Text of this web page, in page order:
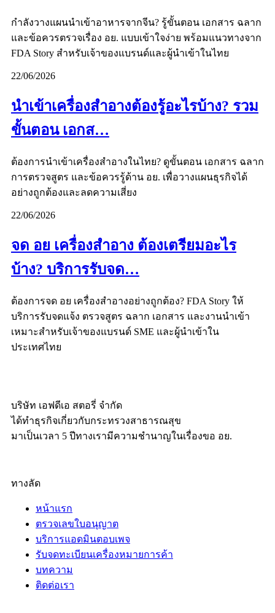
กำลังวางแผนนำเข้าอาหารจากจีน? รู้ขั้นตอน เอกสาร ฉลาก
และข้อควรตรวจเรื่อง อย. แบบเข้าใจง่าย พร้อมแนวทางจาก
FDA Story สำหรับเจ้าของแบรนด์และผู้นำเข้าในไทย
22/06/2026
นำเข้าเครื่องสำอางต้องรู้อะไรบ้าง? รวม
ขั้นตอน เอกส…
ต้องการนำเข้าเครื่องสำอางในไทย? ดูขั้นตอน เอกสาร ฉลาก
การตรวจสูตร และข้อควรรู้ด้าน อย. เพื่อวางแผนธุรกิจได้
อย่างถูกต้องและลดความเสี่ยง
22/06/2026
จด อย เครื่องสำอาง ต้องเตรียมอะไร
บ้าง? บริการรับจด…
ต้องการจด อย เครื่องสำอางอย่างถูกต้อง? FDA Story ให้
บริการรับจดแจ้ง ตรวจสูตร ฉลาก เอกสาร และงานนำเข้า
เหมาะสำหรับเจ้าของแบรนด์ SME และผู้นำเข้าใน
ประเทศไทย
บริษัท เอฟดีเอ สตอรี่ จำกัด
ได้ทำธุรกิจเกี่ยวกับกระทรวงสาธารณสุข
มาเป็นเวลา 5 ปีทางเรามีความชำนาญในเรื่องขอ อย.
ทางลัด
หน้าแรก
ตรวจเลขใบอนุญาต
บริการแอดมินตอบเพจ
รับจดทะเบียนเครื่องหมายการค้า
บทความ
ติดต่อเรา